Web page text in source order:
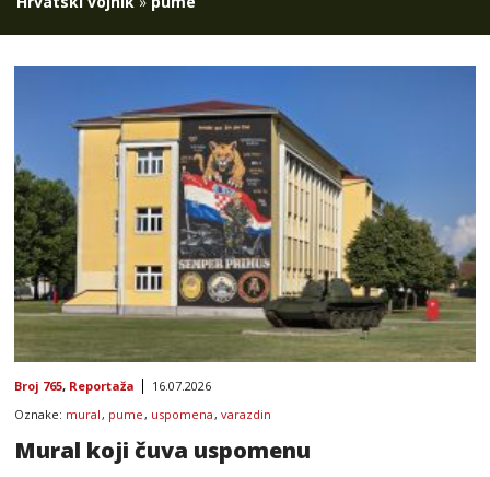
Broj 765, Reportaža
16.07.2026
Oznake: mural, pume, uspomena, varazdin
Mural koji čuva uspomenu